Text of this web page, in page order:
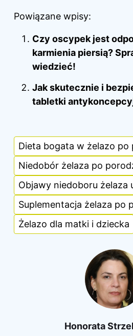
Powiązane wpisy:
Czy oscypek jest
karmienia piersią?
wiedzieć!
Jak skutecznie i
tabletki
Dieta bogata w żelazo po
Niedobór żelaza po
Objawy niedoboru żelaza
Suplementacja żelaza po
Żelazo dla matki i dziecka
Honorata